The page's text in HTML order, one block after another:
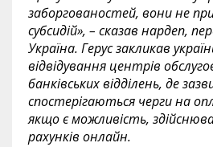
заборгованостей, вони не
субсидій», – сказав нардеп,
Україна. Герус закликав
відвідування центрів
банківських відділень, де
спостерігаються черги на
якщо є можливість,
рахунків онлайн.